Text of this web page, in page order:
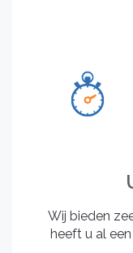
Wij bieden
heeft u al